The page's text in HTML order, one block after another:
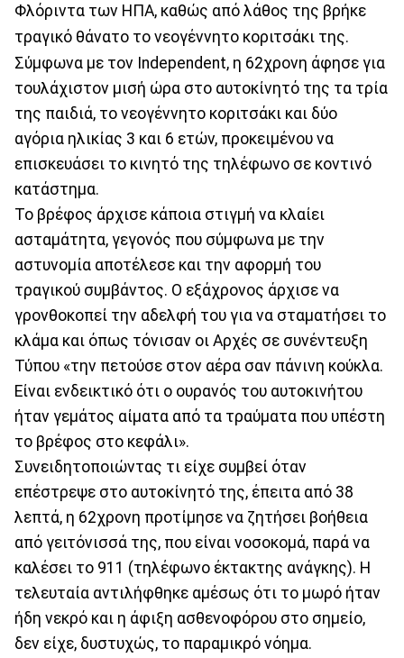
Φλόριντα των ΗΠΑ, καθώς από λάθος της βρήκε
τραγικό θάνατο το νεογέννητο κοριτσάκι της.
Σύμφωνα με τον Independent, η 62χρονη άφησε για
τουλάχιστον μισή ώρα στο αυτοκίνητό της τα τρία
της παιδιά, το νεογέννητο κοριτσάκι και δύο
αγόρια ηλικίας 3 και 6 ετών, προκειμένου να
επισκευάσει το κινητό της τηλέφωνο σε κοντινό
κατάστημα.
Το βρέφος άρχισε κάποια στιγμή να κλαίει
ασταμάτητα, γεγονός που σύμφωνα με την
αστυνομία αποτέλεσε και την αφορμή του
τραγικού συμβάντος. Ο εξάχρονος άρχισε να
γρονθοκοπεί την αδελφή του για να σταματήσει το
κλάμα και όπως τόνισαν οι Αρχές σε συνέντευξη
Τύπου «την πετούσε στον αέρα σαν πάνινη κούκλα.
Είναι ενδεικτικό ότι ο ουρανός του αυτοκινήτου
ήταν γεμάτος αίματα από τα τραύματα που υπέστη
το βρέφος στο κεφάλι».
Συνειδητοποιώντας τι είχε συμβεί όταν
επέστρεψε στο αυτοκίνητό της, έπειτα από 38
λεπτά, η 62χρονη προτίμησε να ζητήσει βοήθεια
από γειτόνισσά της, που είναι νοσοκομά, παρά να
καλέσει το 911 (τηλέφωνο έκτακτης ανάγκης). Η
τελευταία αντιλήφθηκε αμέσως ότι το μωρό ήταν
ήδη νεκρό και η άφιξη ασθενοφόρου στο σημείο,
δεν είχε, δυστυχώς, το παραμικρό νόημα.